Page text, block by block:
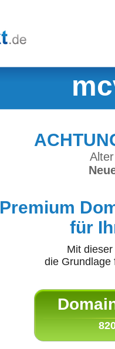
Premium
für
Mit
die